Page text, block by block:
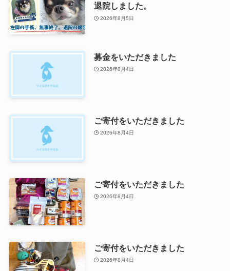
退院しました。
2026年8月5日
募金をいただきました
2026年8月4日
ご寄付をいただきました
2026年8月4日
ご寄付をいただきました
2026年8月4日
ご寄付をいただきました
2026年8月4日